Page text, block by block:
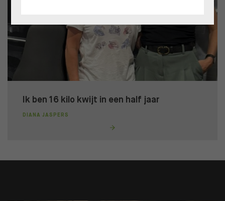
Ik ben 16 kilo kwijt in een half jaar
DIANA JASPERS